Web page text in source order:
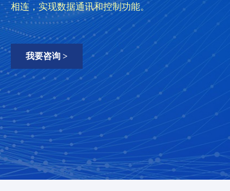
我要咨询 >
对配电室的用电监测，实现了整个医院的用电监测
及管理我要咨询 >
系统采用网络分布式架构，监控主机设置于高速监
控指挥中心
相连，实现数据通讯和控制功能。
我要咨询 >
我要咨询 >